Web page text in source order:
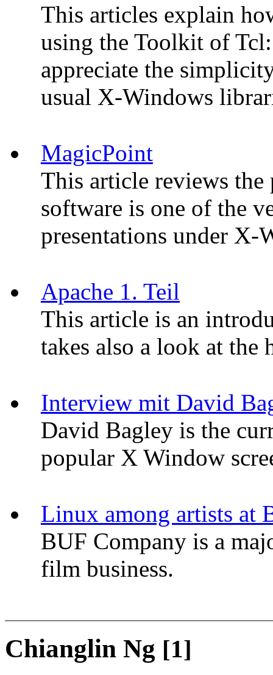
This articles explain
using the Toolkit of
appreciate the
usual X-Windows
MagicPoint
This article reviews
software is one of the
presentations under X-
Apache 1. Teil
This article is an
takes also a look at
Interview mit David
David Bagley is the
popular X Window
Linux among artists at
BUF Company is a
film business.
Chianglin Ng [1]